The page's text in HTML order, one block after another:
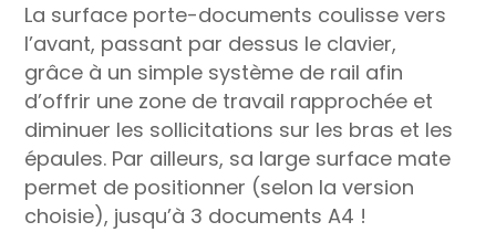
La surface porte-documents coulisse vers
l’avant, passant par dessus le clavier,
grâce à un simple système de rail afin
d’offrir une zone de travail rapprochée et
diminuer les sollicitations sur les bras et les
épaules. Par ailleurs, sa large surface mate
permet de positionner (selon la version
choisie), jusqu’à 3 documents A4 !